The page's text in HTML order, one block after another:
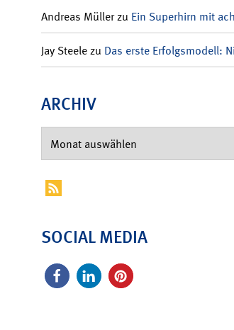
Andreas Müllerzu Ein Superhirn mit
Jay Steelezu Das erste Erfolgsmodell:
ARCHIV
SOCIAL MEDIA